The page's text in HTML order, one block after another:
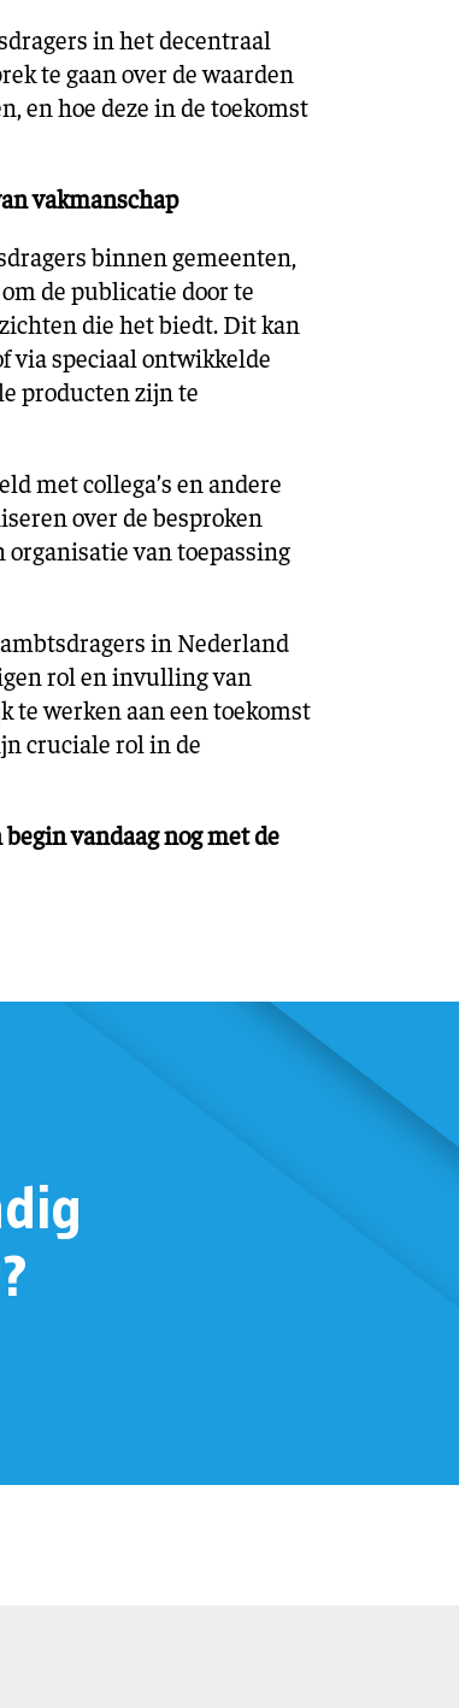
in het decentraal
te gaan over de waarden
en hoe deze in de toekomst
vakmanschap
binnen gemeenten,
de publicatie door te
die het biedt. Dit kan
via speciaal ontwikkelde
producten zijn te
met collega’s en andere
over de besproken
organisatie van toepassing
in Nederland
rol en invulling van
te werken aan een toekomst
cruciale rol in de
vandaag nog met de